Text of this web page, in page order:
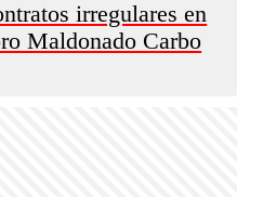
irregulares en
Maldonado Carbo